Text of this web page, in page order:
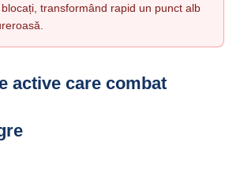
transformând rapid un punct alb
active care combat